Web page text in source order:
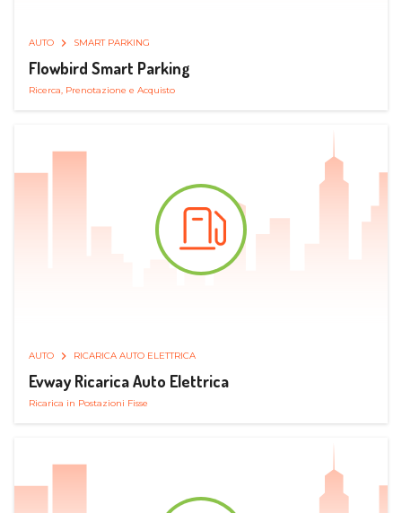
AUTO SMART PARKING
Flowbird Smart Parking
Ricerca, Prenotazione e Acquisto
AUTO RICARICA AUTO ELETTRICA
Evway Ricarica Auto Elettrica
Ricarica in Postazioni Fisse